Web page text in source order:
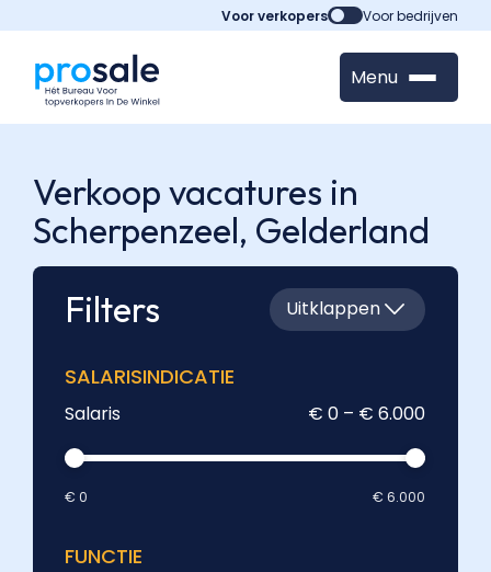
Voor verkopers Voor bedrijven
Menu
Verkoop vacatures in
Scherpenzeel, Gelderland
Filters
Uitklappen
SALARISINDICATIE
Salaris € 0 – € 6.000
€ 0 € 6.000
FUNCTIE